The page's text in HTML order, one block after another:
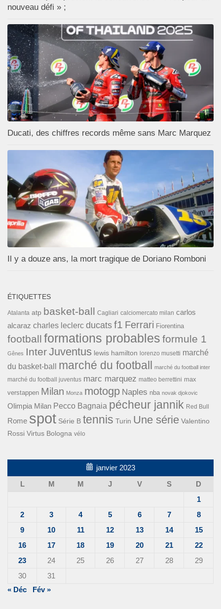
nouveau défi » ;
Ducati, des chiffres records même sans Marc Marquez
Il y a douze ans, la mort tragique de Doriano Romboni
ÉTIQUETTES
Atalanta atp basket-ball Cagliari calciomercato milan carlos
alcaraz charles leclerc ducats f1 Ferrari Fiorentina
football formations probables formule 1
Gênes InterJuventus lewis hamilton lorenzo musetti marché
du basket-ball
marché du football marché du football inter
marché du football juventus marc marquez matteo berrettini max
verstappen Milan Monza motogp Naples nba novak djokovic
Olimpia Milan Pecco Bagnaia pécheur jannik Red Bull
Rome spot Série B tennis Turin Une série Valentino
Rossi Virtus Bologna vélo
janvier 2023
L
M M J V S
D
1
2
3 4 5 6 7
8
9
10 11 12 13 14
15
16
17 18 19 20 21
22
23
24 25 26 27 28
29
30
31
« Déc
Fév »